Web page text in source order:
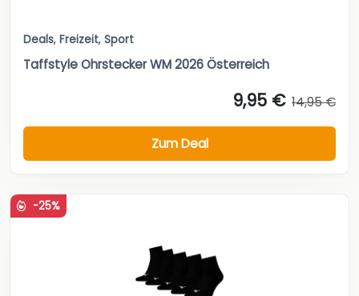
Deals, Freizeit, Sport
Taffstyle Ohrstecker WM 2026 Österreich
9,95 € 14,95 €
Zum Deal
-25%